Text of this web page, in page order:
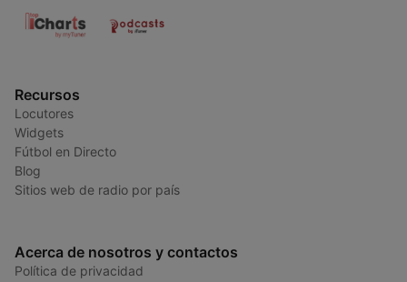
Recursos
Locutores
Widgets
Fútbol en Directo
Blog
Sitios web de radio por país
Acerca de nosotros y contactos
Política de privacidad